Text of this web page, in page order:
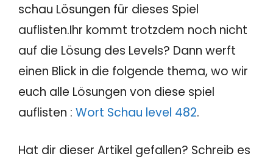
schau Lösungen für dieses Spiel
auflisten.Ihr kommt trotzdem noch nicht
auf die Lösung des Levels? Dann werft
einen Blick in die folgende thema, wo wir
euch alle Lösungen von diese spiel
auflisten : Wort Schau level 482.
Hat dir dieser Artikel gefallen? Schreib es